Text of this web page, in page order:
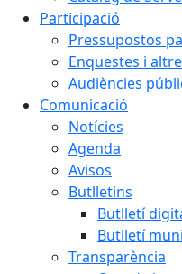
Participació
Pressupostos
Enquestes i
Audiències
Comunicació
Notícies
Agenda
Avisos
Butlletins
Butlletí
Butlletí
Transparència